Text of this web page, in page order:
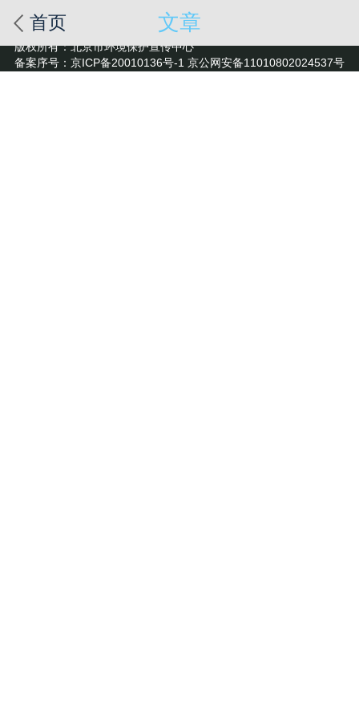
首页 文章
版权所有：北京市环境保护宣传中心
备案序号：京ICP备20010136号-1 京公网安备11010802024537号